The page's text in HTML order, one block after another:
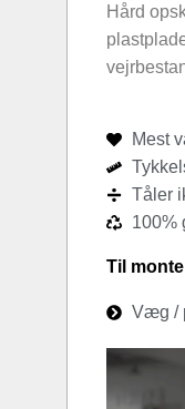
Hård
Mest
Tåler
100%
Til
Væg /